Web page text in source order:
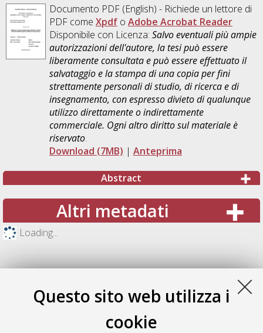
Questo sito web utilizza i
cookie
Documento PDF(English) - Richiede un lettore di
PDF come Xpdfo Adobe Acrobat Reader
Disponibile con Licenza: Salvo eventuali più ampie
autorizzazioni dell'autore, la tesi può essere
liberamente consultata e può essere effettuato il
salvataggio e la stampa di una copia per fini
strettamente personali di studio, di ricerca e di
insegnamento, con espresso divieto di qualunque
utilizzo direttamente o indirettamente
commerciale. Ogni altro diritto sul materiale è
riservato.
Download (7MB) | Anteprima
Abstract
Altri metadati
Loading...